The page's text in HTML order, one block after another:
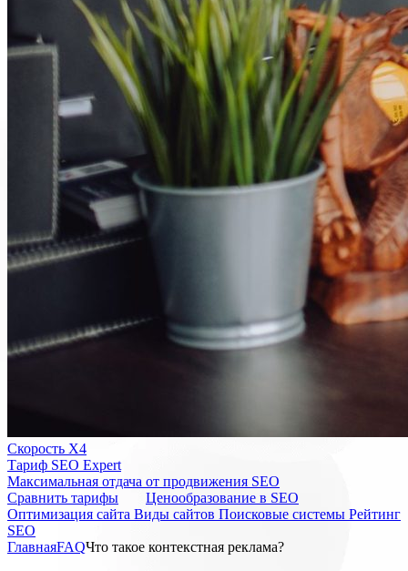
Скорость Х4
Тариф SEO Expert
Максимальная отдача от продвижения SEO
Cравнить тарифы
Ценообразование в SEO
Оптимизация сайта Виды сайтов Поисковые системы Рейтинг
SEO
ГлавнаяFAQЧто такое контекстная реклама?